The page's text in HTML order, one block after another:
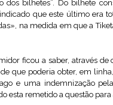
dos bilhetes”. Do bilhete
que este último era
na medida em que a
ficou a saber, através
que poderia obter, em
e uma indemnização
esta remetido a questão